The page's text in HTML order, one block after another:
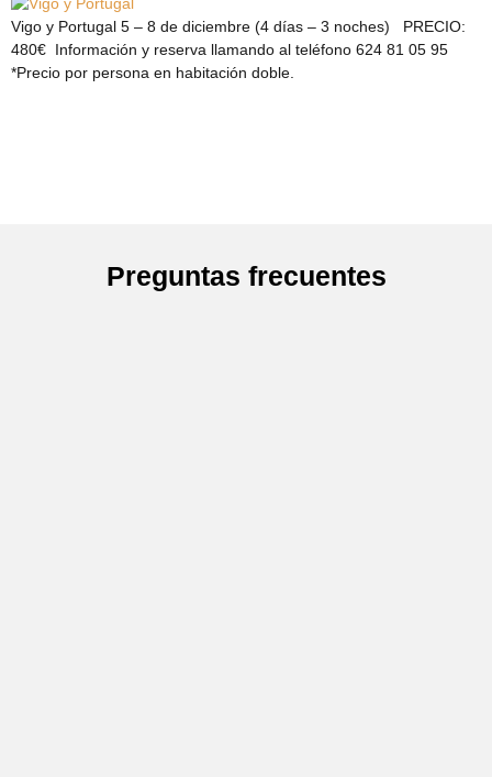
Vigo y Portugal 5 – 8 de diciembre (4 días – 3 noches) PRECIO:
480€ Información y reserva llamando al teléfono 624 81 05 95
*Precio por persona en habitación doble.
Preguntas frecuentes